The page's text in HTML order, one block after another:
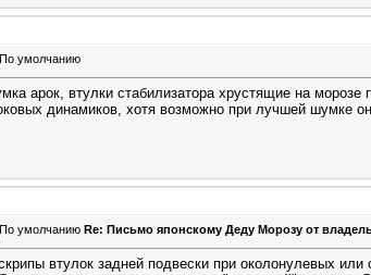
арок, втулки стабилизатора хрустящие на
динамиков, хотя возможно при лучшей шумке
Re: Письмо японскому Деду Морозу от
втулок задней подвески при околонулевых